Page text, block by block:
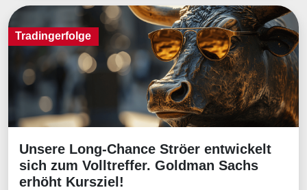
Tradingerfolge
Tradingerfolge
Unsere Long-Chance Ströer entwickelt
sich zum Volltreffer. Goldman Sachs
erhöht Kursziel!